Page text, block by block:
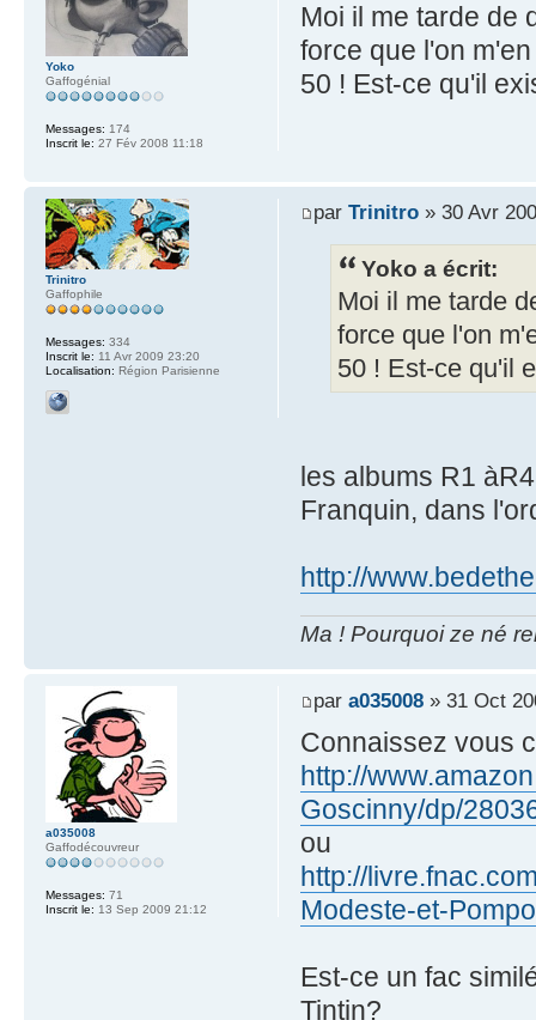
Moi il me tarde de
force que l'on
50 ! Est-ce qu'il
Yoko
Gaffogénial
Messages: 174
Inscrit le: 27 Fév 2008 11:18
par Trinitro» 30 Avr
Yoko a écrit:
Moi il me tarde
force que l'on
50 ! Est-ce qu'il
les albums R1
Franquin, dans
http://
Ma ! Pourquoi ze né
Trinitro
Gaffophile
Messages: 334
Inscrit le: 11 Avr 2009 23:20
Localisation: Région Parisienne
par a035008» 31 Oct
Connaissez vous
http://
Goscinny/dp/
ou
http://
Modeste-et-
Est-ce un fac
Tintin?
a035008
Gaffodécouvreur
Messages: 71
Inscrit le: 13 Sep 2009 21:12